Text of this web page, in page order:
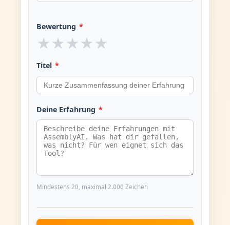
Bewertung *
★ ★ ★ ★ ★
Titel *
Deine Erfahrung *
Mindestens 20, maximal 2.000 Zeichen